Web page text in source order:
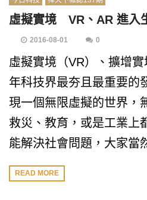
虛擬實境 VR、AR 進入
2016-08-01 0
虛擬實境（VR）、擴增
年科技界最夯且最重要的
現一個無限虛擬的世界，
救災、教育，或是工業上
能解決社會問題，大家當
READ MORE